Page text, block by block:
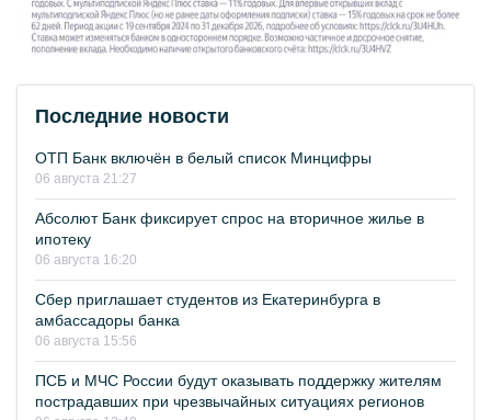
Последние новости
ОТП Банк включён в белый список Минцифры
06 августа 21:27
Абсолют Банк фиксирует спрос на вторичное жилье в
ипотеку
06 августа 16:20
Сбер приглашает студентов из Екатеринбурга в
амбассадоры банка
06 августа 15:56
ПСБ и МЧС России будут оказывать поддержку жителям
пострадавших при чрезвычайных ситуациях регионов